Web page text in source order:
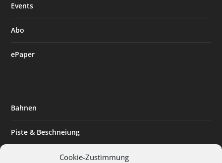
Cookie-Zustimmung
Events
Abo
ePaper
Bahnen
Piste & Beschneiung